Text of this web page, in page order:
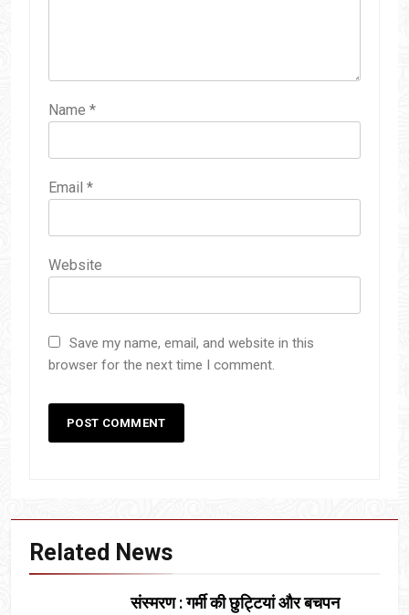
Name *
Email *
Website
Save my name, email, and website in this
browser for the next time I comment.
Related News
संस्मरण : गर्मी की छुट्टियां और बचपन